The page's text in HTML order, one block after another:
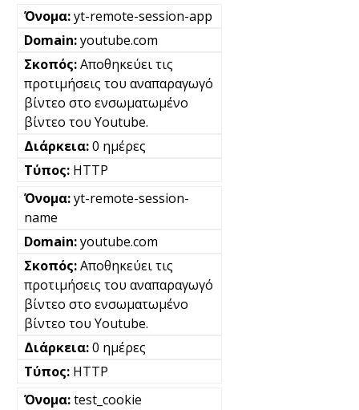
yt-remote-session-app
youtube.com
Αποθηκεύει τις
προτιμήσεις του αναπαραγωγό
βίντεο στο ενσωματωμένο
βίντεο του Youtube.
0 ημέρες
HTTP
yt-remote-session-
name
youtube.com
Αποθηκεύει τις
προτιμήσεις του αναπαραγωγό
βίντεο στο ενσωματωμένο
βίντεο του Youtube.
0 ημέρες
HTTP
test_cookie